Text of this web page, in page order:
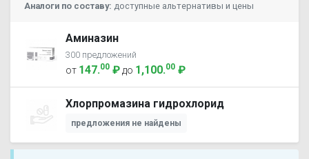
Аналоги по составу: доступные альтернативы и цены
Аминазин
300 предложений
от 147.00 ₽ до 1,100.00 ₽
Хлорпромазина гидрохлорид
предложения не найдены